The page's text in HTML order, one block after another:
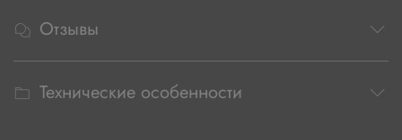
Отзывы
Технические особенности